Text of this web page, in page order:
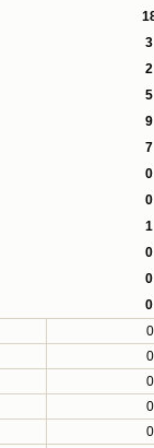
3
2
5
9
7
0
0
1
0
0
0
0
0
0
0
0